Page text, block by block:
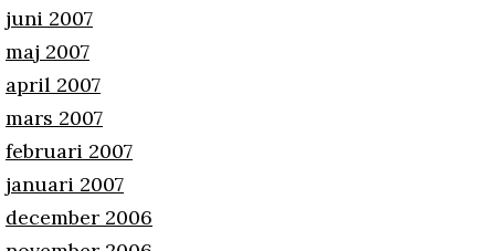
juni 2007
maj 2007
april 2007
mars 2007
februari 2007
januari 2007
december 2006